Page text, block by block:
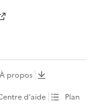
À propos
d’aide Plan